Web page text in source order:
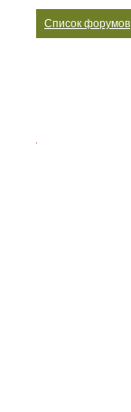
Список форумов